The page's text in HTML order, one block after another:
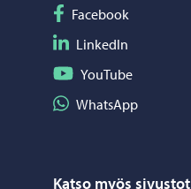
Seuraa Facebook
Facebook
Seuraa LinkedIn
LinkedIn
Seuraa YouTube
YouTube
Jaa WhatsApp
WhatsApp
Katso myös sivustot